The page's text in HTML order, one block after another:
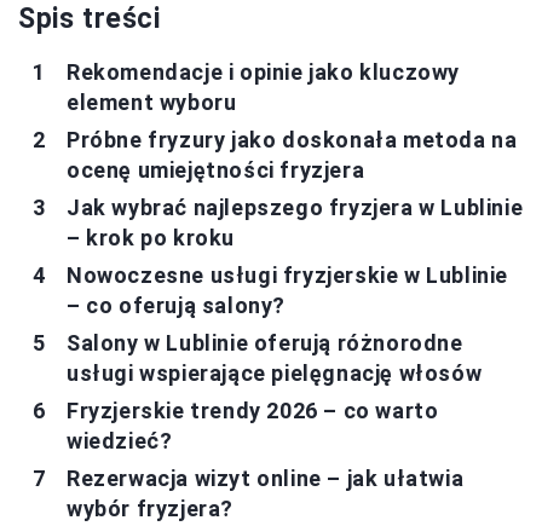
Spis treści
Rekomendacje i opinie jako kluczowy
element wyboru
Próbne fryzury jako doskonała metoda na
ocenę umiejętności fryzjera
Jak wybrać najlepszego fryzjera w Lublinie
– krok po kroku
Nowoczesne usługi fryzjerskie w Lublinie
– co oferują salony?
Salony w Lublinie oferują różnorodne
usługi wspierające pielęgnację włosów
Fryzjerskie trendy 2026 – co warto
wiedzieć?
Rezerwacja wizyt online – jak ułatwia
wybór fryzjera?